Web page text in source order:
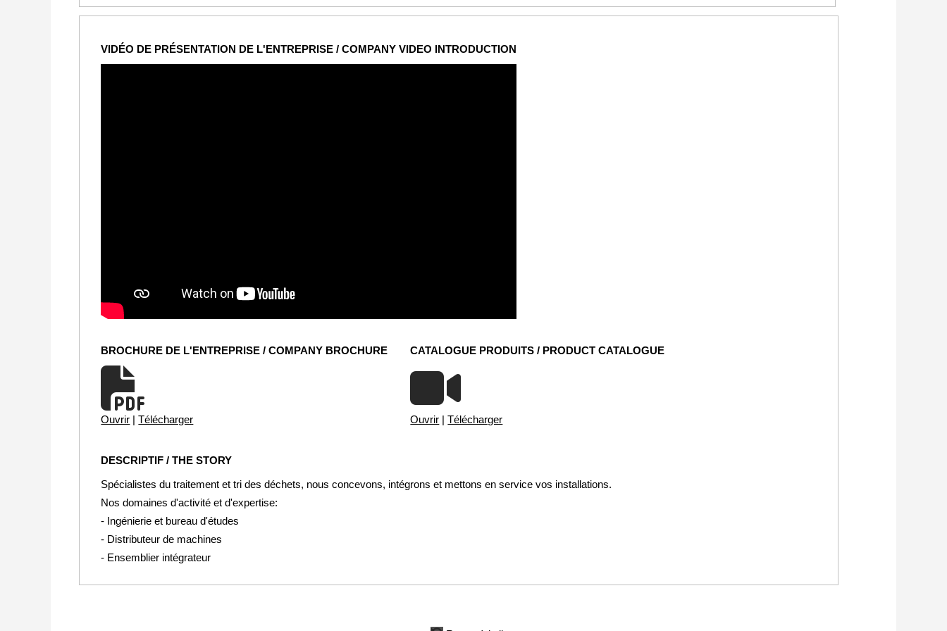
VIDÉO DE PRÉSENTATION DE L'ENTREPRISE / COMPANY VIDEO INTRODUCTION
BROCHURE DE L'ENTREPRISE / COMPANY BROCHURE
Ouvrir | Télécharger
CATALOGUE PRODUITS / PRODUCT CATALOGUE
Ouvrir | Télécharger
DESCRIPTIF / THE STORY
Spécialistes du traitement et tri des déchets, nous concevons, intégrons et mettons en service vos installations.
Nos domaines d'activité et d'expertise:
- Ingénierie et bureau d'études
- Distributeur de machines
- Ensemblier intégrateur